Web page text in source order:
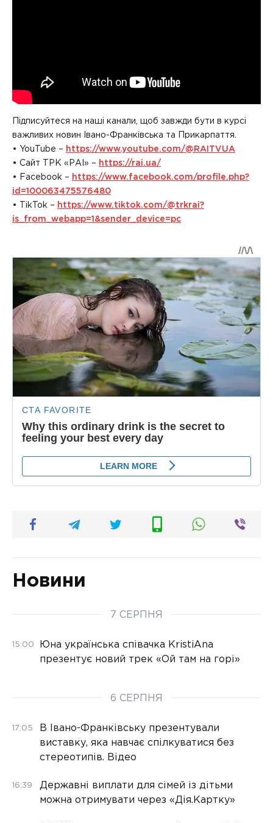
Підписуйтеся на наші канали, щоб завжди бути в курсі
важливих новин Івано-Франківська та Прикарпаття.
• YouTube – https://www.youtube.com/@RAITVUA
• Сайт ТРК «РАІ» – https://rai.ua/
• Facebook – https://www.facebook.com/profile.php?
id=100063475576480
• TikTok – https://www.tiktok.com/@trkrai?
is_from_webapp=1&sender_device=pc
Новини
7 СЕРПНЯ
15:00
Юна українська співачка KristiAna
презентує новий трек «Ой там на горі»
6 СЕРПНЯ
17:05
В Івано-Франківську презентували
виставку, яка навчає спілкуватися без
стереотипів. Відео
16:39
Державні виплати для сімей із дітьми
можна отримувати через «Дія.Картку»